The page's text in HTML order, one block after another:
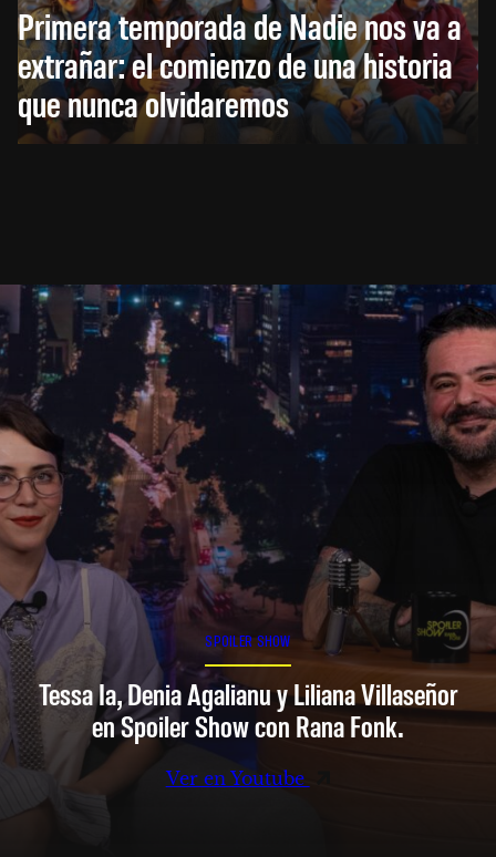
Primera temporada de Nadie nos va a
extrañar: el comienzo de una historia
que nunca olvidaremos
SPOILER SHOW
Tessa Ia, Denia Agalianu y Liliana Villaseñor
en Spoiler Show con Rana Fonk.
Ver en Youtube